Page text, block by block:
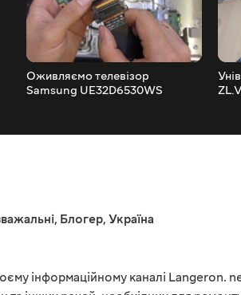
Оживляємо телевізор
Samsung UE32D6530WS
, Блогер, Україна
інформаційному каналі Langeron.